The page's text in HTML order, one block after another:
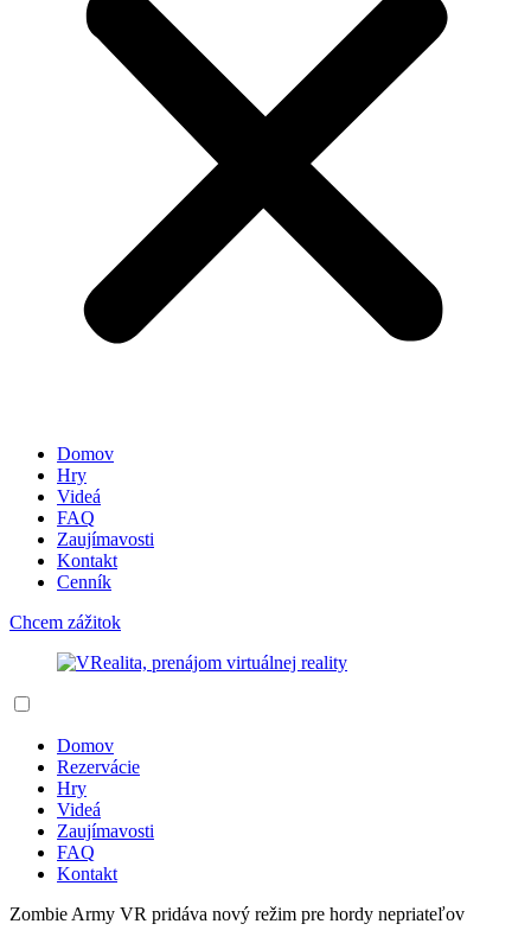
Domov
Hry
Videá
FAQ
Zaujímavosti
Kontakt
Cenník
Chcem zážitok
Domov
Rezervácie
Hry
Videá
Zaujímavosti
FAQ
Kontakt
Zombie Army VR pridáva nový režim pre hordy nepriateľov